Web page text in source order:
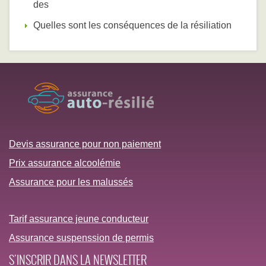
des
Quelles sont les conséquences de la résiliation
Devis assurance pour non paiement
Prix assurance alcoolémie
Assurance pour les malussés
Tarif assurance jeune conducteur
Assurance suspenssion de permis
S'INSCRIR DANS LA NEWSLETTER